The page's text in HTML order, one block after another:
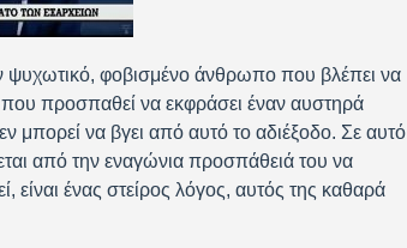
φοβισμένο άνθρωπο που βλέπει να
προσπαθεί να εκφράσει έναν αυστηρά
να βγει από αυτό το αδιέξοδο. Σε αυτό
από την εναγώνια προσπάθειά του να
είναι ένας στείρος λόγος, αυτός της καθαρά